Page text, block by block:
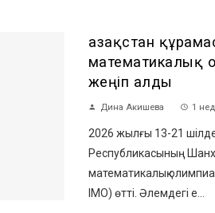
Қазақстан
математикалық
жеңіп алды
Дина Акишева 1
2026 жылғы 13-21
Республикасының
математикалық
IMO) өтті. Әлемдегі е...